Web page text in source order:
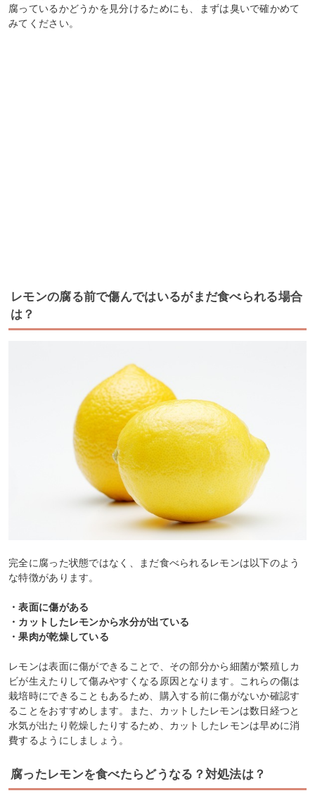
腐っているかどうかを見分けるためにも、まずは臭いで確かめて
みてください。
レモンの腐る前で傷んではいるがまだ食べられる場合
は？
完全に腐った状態ではなく、まだ食べられるレモンは以下のよう
な特徴があります。
・表面に傷がある
・カットしたレモンから水分が出ている
・果肉が乾燥している
レモンは表面に傷ができることで、その部分から細菌が繁殖しカ
ビが生えたりして傷みやすくなる原因となります。これらの傷は
栽培時にできることもあるため、購入する前に傷がないか確認す
ることをおすすめします。また、カットしたレモンは数日経つと
水気が出たり乾燥したりするため、カットしたレモンは早めに消
費するようにしましょう。
腐ったレモンを食べたらどうなる？対処法は？